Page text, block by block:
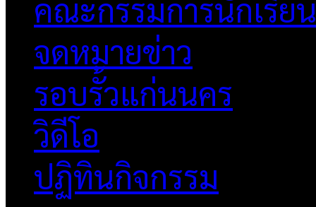
คณะกรรมการนักเรียน
จดหมายข่าว
รอบรั้วแก่นนคร
วิดีโอ
ปฏิทินกิจกรรม